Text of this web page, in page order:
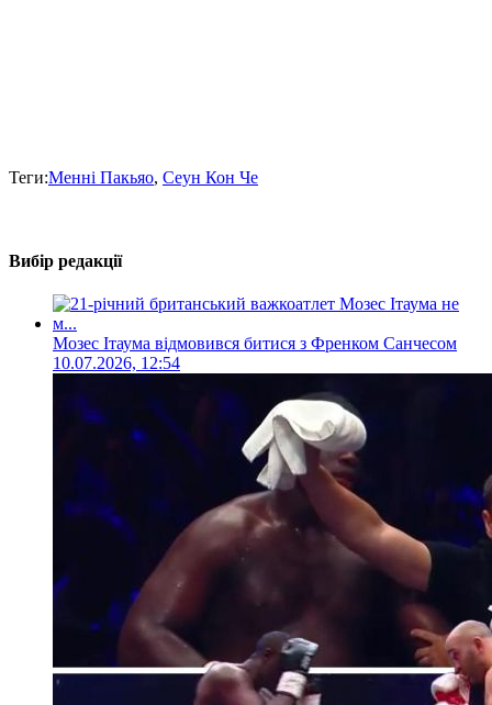
Теги:Менні Пакьяо, Сеун Кон Че
Вибір редакції
Мозес Ітаума відмовився битися з Френком Санчесом
10.07.2026, 12:54